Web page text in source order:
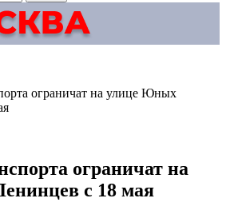
ограничат на улице Юных
ограничат на
с 18 мая